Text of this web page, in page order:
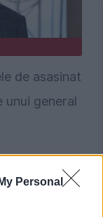
Personal
de asasinat
general